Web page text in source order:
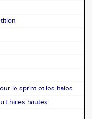
le sprint et les haies
haies hautes